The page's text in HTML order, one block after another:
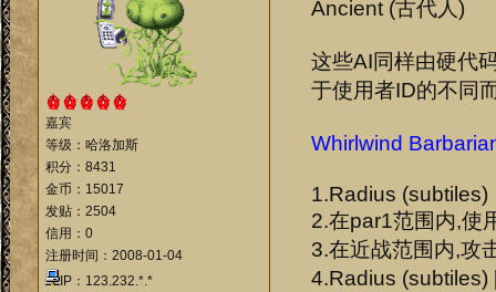
嘉宾
等级：哈洛加斯
积分：8431
金币：15017
发贴：2504
信用：0
注册时间：2008-01-04
IP：123.232.*.*
Ancient (古代人)
这些AI同样由硬代
于使用者ID的不同
Whirlwind
1.Radius (subtiles)
2.在par1范围内,使
3.在近战范围内,攻
4.Radius (subtiles)